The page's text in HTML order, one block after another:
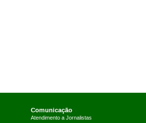
Comunicação
Atendimento a Jornalistas